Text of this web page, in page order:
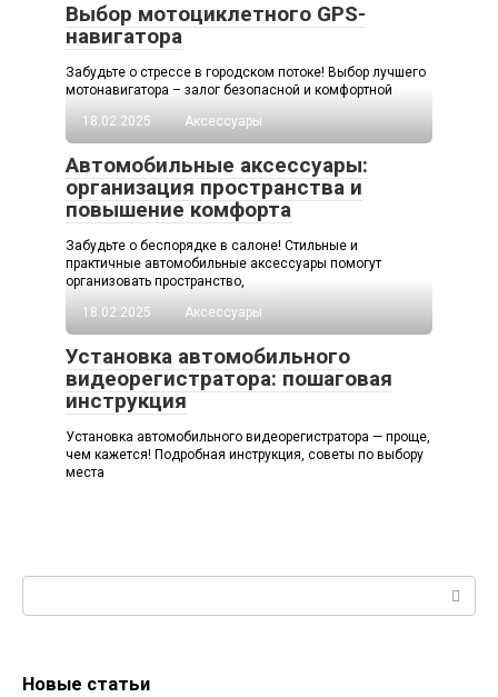
Выбор мотоциклетного GPS-
навигатора
Забудьте о стрессе в городском потоке! Выбор лучшего
мотонавигатора – залог безопасной и комфортной
18.02.2025
Аксессуары
Автомобильные аксессуары:
организация пространства и
повышение комфорта
Забудьте о беспорядке в салоне! Стильные и
практичные автомобильные аксессуары помогут
организовать пространство,
18.02.2025
Аксессуары
Установка автомобильного
видеорегистратора: пошаговая
инструкция
Установка автомобильного видеорегистратора — проще,
чем кажется! Подробная инструкция, советы по выбору
места
Новые статьи